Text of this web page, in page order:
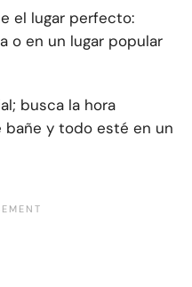
el lugar perfecto:
o en un lugar popular
busca la hora
y todo esté en un